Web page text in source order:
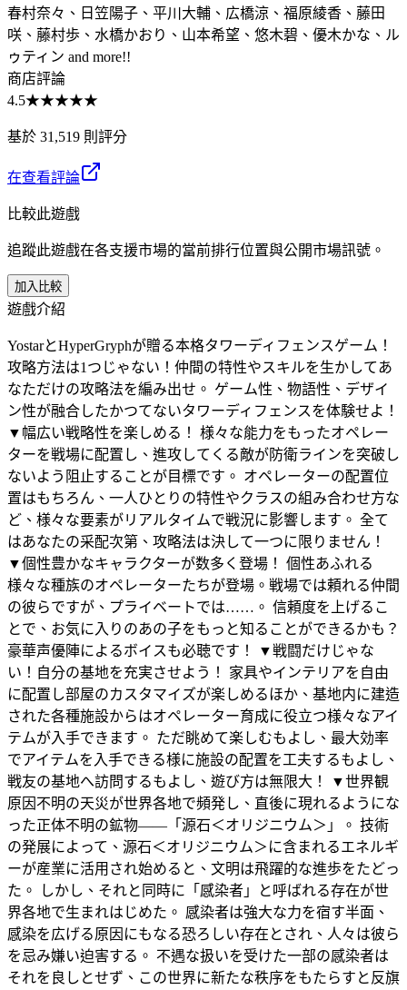
春村奈々、日笠陽子、平川大輔、広橋涼、福原綾香、藤田
咲、藤村歩、水橋かおり、山本希望、悠木碧、優木かな、ル
ゥティン and more!!
商店評論
4.5★★★★★
基於 31,519 則評分
在查看評論
比較此遊戲
追蹤此遊戲在各支援市場的當前排行位置與公開市場訊號。
加入比較
遊戲介紹
YostarとHyperGryphが贈る本格タワーディフェンスゲーム！
攻略方法は1つじゃない！仲間の特性やスキルを生かしてあ
なただけの攻略法を編み出せ。 ゲーム性、物語性、デザイ
ン性が融合したかつてないタワーディフェンスを体験せよ！
▼幅広い戦略性を楽しめる！ 様々な能力をもったオペレー
ターを戦場に配置し、進攻してくる敵が防衛ラインを突破し
ないよう阻止することが目標です。 オペレーターの配置位
置はもちろん、一人ひとりの特性やクラスの組み合わせ方な
ど、様々な要素がリアルタイムで戦況に影響します。 全て
はあなたの采配次第、攻略法は決して一つに限りません！
▼個性豊かなキャラクターが数多く登場！ 個性あふれる
様々な種族のオペレーターたちが登場。戦場では頼れる仲間
の彼らですが、プライベートでは……。 信頼度を上げるこ
とで、お気に入りのあの子をもっと知ることができるかも？
豪華声優陣によるボイスも必聴です！ ▼戦闘だけじゃな
い！自分の基地を充実させよう！ 家具やインテリアを自由
に配置し部屋のカスタマイズが楽しめるほか、基地内に建造
された各種施設からはオペレーター育成に役立つ様々なアイ
テムが入手できます。 ただ眺めて楽しむもよし、最大効率
でアイテムを入手できる様に施設の配置を工夫するもよし、
戦友の基地へ訪問するもよし、遊び方は無限大！ ▼世界観
原因不明の天災が世界各地で頻発し、直後に現れるようにな
った正体不明の鉱物――「源石＜オリジニウム＞」。 技術
の発展によって、源石＜オリジニウム＞に含まれるエネルギ
ーが産業に活用され始めると、文明は飛躍的な進歩をたどっ
た。 しかし、それと同時に「感染者」と呼ばれる存在が世
界各地で生まれはじめた。 感染者は強大な力を宿す半面、
感染を広げる原因にもなる恐ろしい存在とされ、人々は彼ら
を忌み嫌い迫害する。 不遇な扱いを受けた一部の感染者は
それを良しとせず、この世界に新たな秩序をもたらすと反旗